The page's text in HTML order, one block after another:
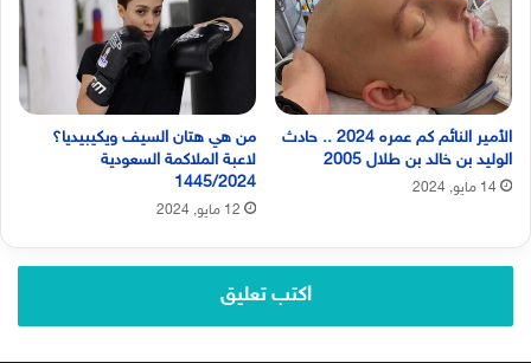
الأمير النائم كم عمره 2024 .. حادث
الوليد بن خالد بن طلال 2005
14 مايو, 2024
من هي هتان السيف ويكيبيديا؟
لاعبة الملاكمة السعودية
1445/2024
12 مايو, 2024
اكتب تعليق